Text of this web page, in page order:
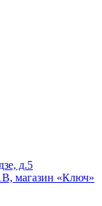
д.5
магазин «Ключ»